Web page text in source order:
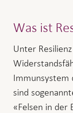
Was ist
Unter
Immunsystem
sind
«Felsen in der